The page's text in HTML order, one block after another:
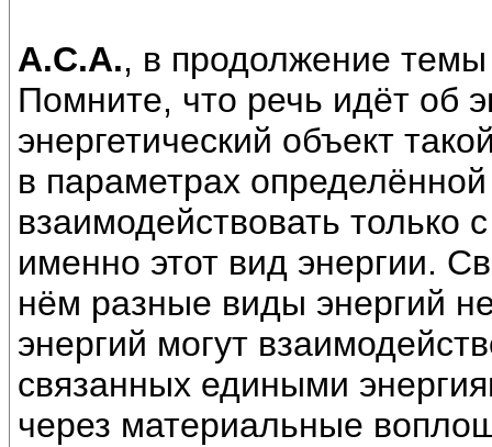
А.С.А., в продолжение
Помните, что речь идёт об
энергетический объект
в параметрах
взаимодействовать
именно этот вид энергии.
нём разные виды энергий
энергий могут
связанных едиными
через материальные